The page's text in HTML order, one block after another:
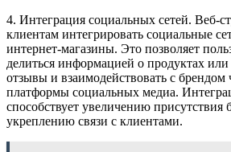
4. Интеграция социальных сетей. Веб-
клиентам интегрировать социальные
интернет-магазины. Это позволяет
делиться информацией о продуктах или
отзывы и взаимодействовать с брендом
платформы социальных медиа.
способствует увеличению присутствия
укреплению связи с клиентами.